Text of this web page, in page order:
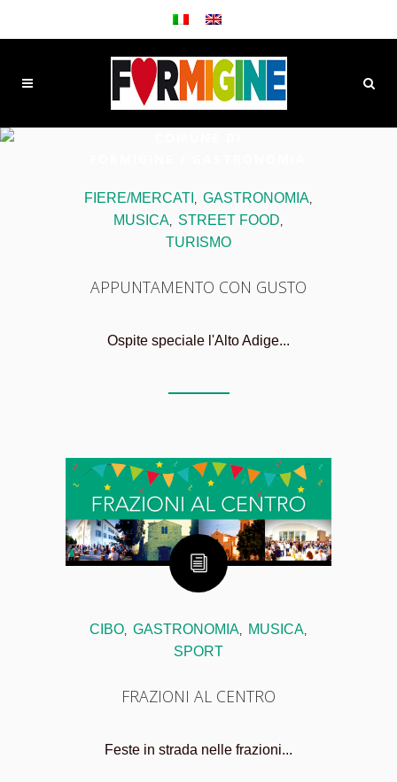
FIERE/MERCATI , GASTRONOMIA,
MUSICA, STREET FOOD,
TURISMO
APPUNTAMENTO CON GUSTO
Ospite speciale l'Alto Adige...
CIBO, GASTRONOMIA, MUSICA,
SPORT
FRAZIONI AL CENTRO
Feste in strada nelle frazioni...